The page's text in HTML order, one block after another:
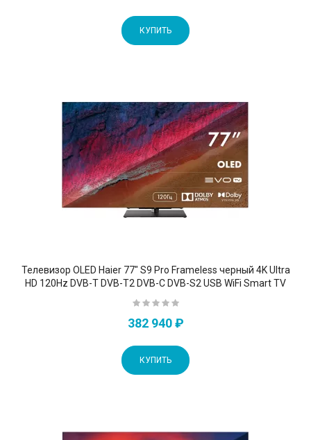
КУПИТЬ
Телевизор OLED Haier 77" S9 Pro Frameless черный 4K Ultra
HD 120Hz DVB-T DVB-T2 DVB-C DVB-S2 USB WiFi Smart TV
382 940 ₽
КУПИТЬ